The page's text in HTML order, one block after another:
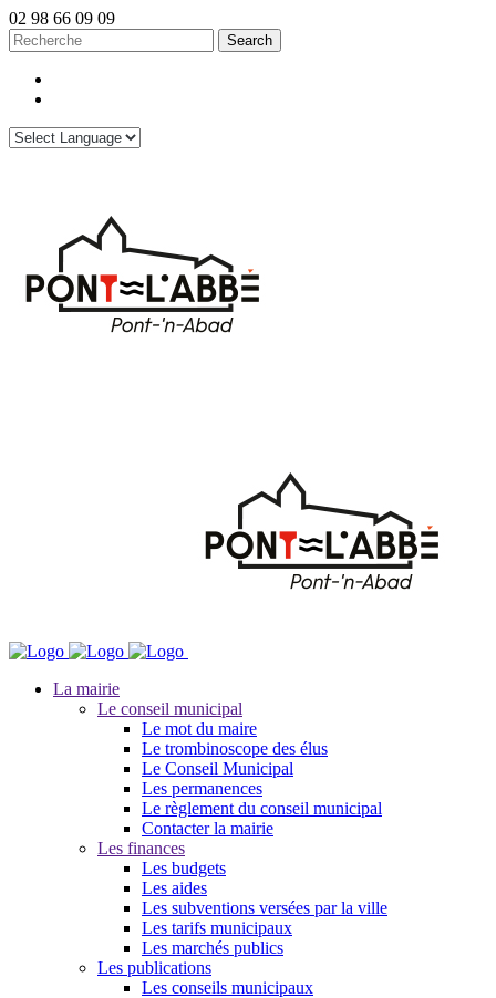
02 98 66 09 09
La mairie
Le conseil municipal
Le mot du maire
Le trombinoscope des élus
Le Conseil Municipal
Les permanences
Le règlement du conseil municipal
Contacter la mairie
Les finances
Les budgets
Les aides
Les subventions versées par la ville
Les tarifs municipaux
Les marchés publics
Les publications
Les conseils municipaux